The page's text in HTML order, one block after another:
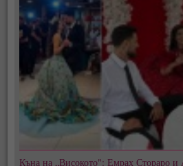
Къна на „Високото": Емрах Стораро и